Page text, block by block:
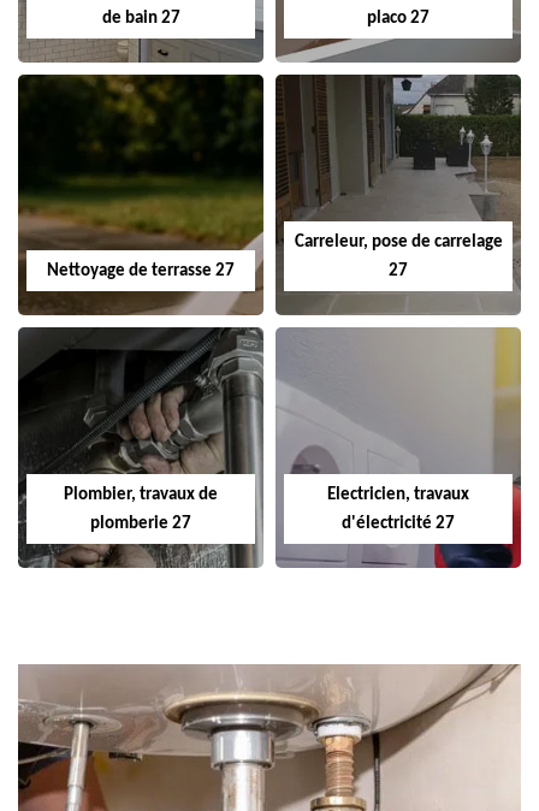
de bain 27
placo 27
Nettoyage de terrasse 27
Carreleur, pose de carrelage
27
Plombier, travaux de
plomberie 27
Electricien, travaux
d'électricité 27